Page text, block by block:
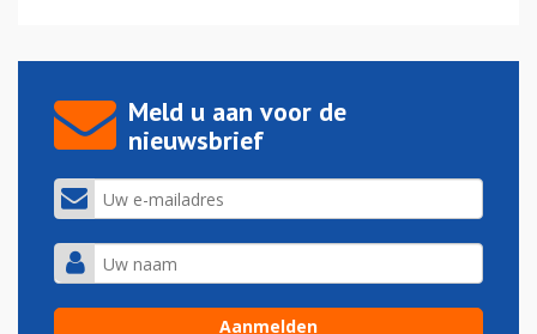
Meld u aan voor de
nieuwsbrief